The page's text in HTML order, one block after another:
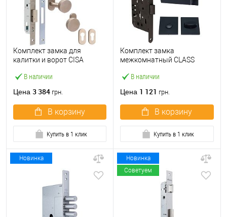
В наличии
Комплект замка для
калитки и ворот CISA
40×40) с цилиндром 60 мм
Цена 3 384 грн.
В корзину
Купить в 1 клик
В наличии
Комплект замка
межкомнатный CLASS
WC с ручками и воротком
Цена 1 121 грн.
В корзину
Купить в 1 клик
Новинка
Новинка
Советуем